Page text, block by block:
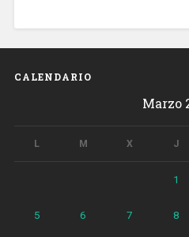
CALENDARIO
Marzo
L M X J
1
5 6 7 8